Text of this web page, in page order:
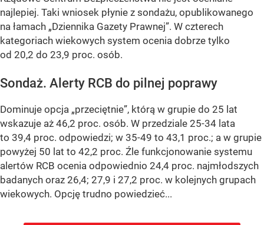
najlepiej. Taki wniosek płynie z sondażu, opublikowanego
na łamach „Dziennika Gazety Prawnej”. W czterech
kategoriach wiekowych system ocenia dobrze tylko
od 20,2 do 23,9 proc. osób.
Sondaż. Alerty RCB do pilnej poprawy
Dominuje opcja „przeciętnie”, którą w grupie do 25 lat
wskazuje aż 46,2 proc. osób. W przedziale 25-34 lata
to 39,4 proc. odpowiedzi; w 35-49 to 43,1 proc.; a w grupie
powyżej 50 lat to 42,2 proc. Źle funkcjonowanie systemu
alertów RCB ocenia odpowiednio 24,4 proc. najmłodszych
badanych oraz 26,4; 27,9 i 27,2 proc. w kolejnych grupach
wiekowych. Opcję trudno powiedzieć...